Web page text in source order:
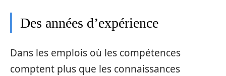
Des années d’expérience
Dans les emplois où les compétences
comptent plus que les connaissances